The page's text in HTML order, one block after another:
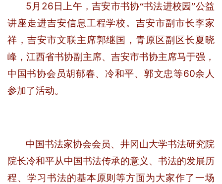
5月 26 日上午，吉安市书协“书法进校园”公益
讲座走进吉安信息工程学校。吉安市副市长李家
祥，吉安市文联主席郭继国，青原区副区长夏晓
峰，江西省书协副主席、吉安市书协主席马于强，
中国书协会员胡郁春、冷和平、郭文忠等60余人
参加了活动。
中国书法家协会会员、井冈山大学书法研究院
院长冷和平从中国书法传承的意义、书法的发展历
程、学习书法的基本原则等方面为大家作了一场